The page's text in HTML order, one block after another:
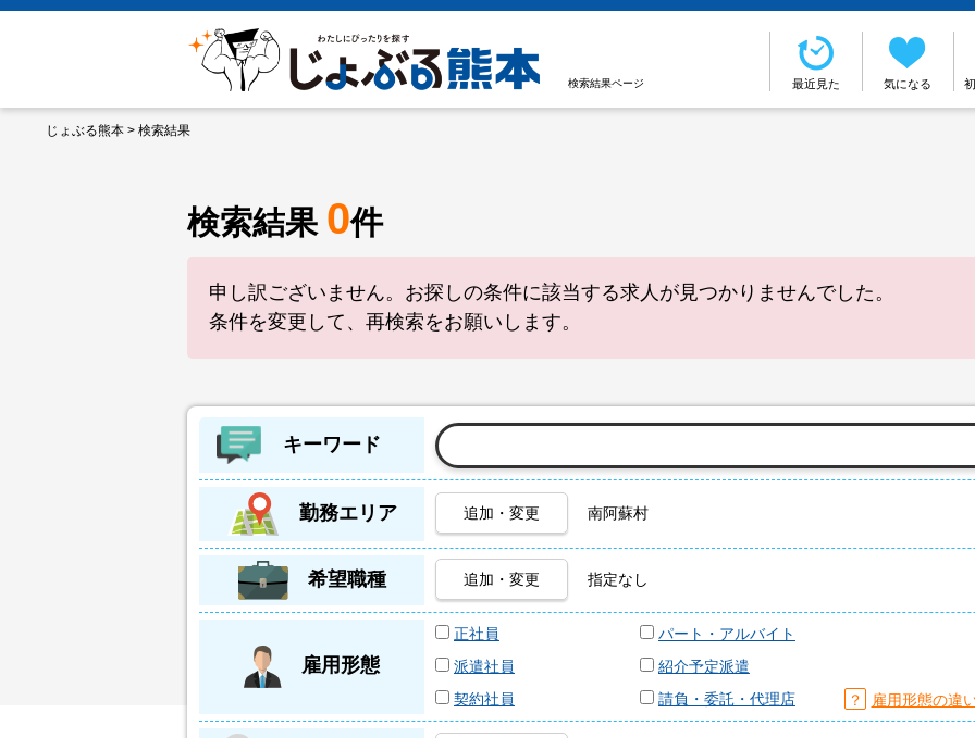
検索結果ページ 最近見た 気になる
じょぶる熊本 > 検索結果
検索結果 0件
申し訳ございません。お探しの条件に該当する求人が見つかりませんでした。
条件を変更して、再検索をお願いします。
キーワード
勤務エリア 追加・変更 南阿蘇村
希望職種 追加・変更 指定なし
雇用形態
正社員
パート・アルバイト
派遣社員
紹介予定派遣
契約社員
請負・委託・代理店 ？ 雇用形態の違